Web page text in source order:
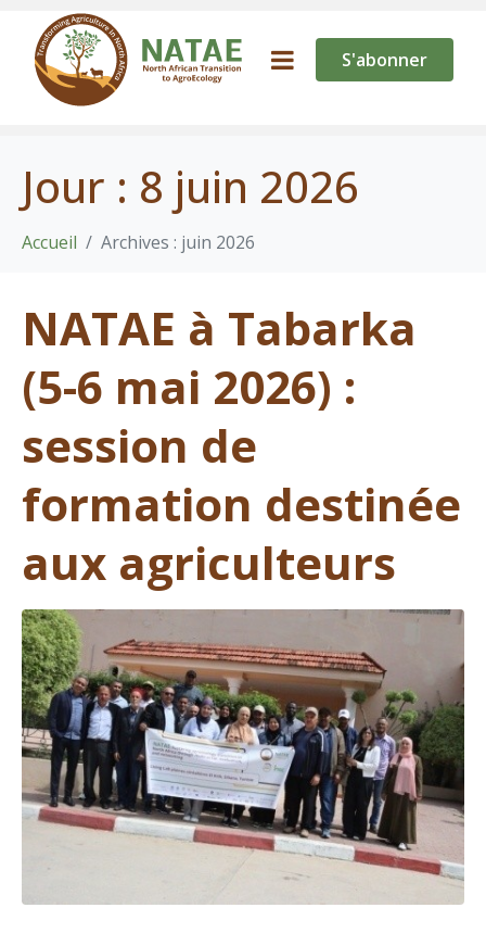
S'abonner
Jour : 8 juin 2026
Accueil Archives : juin 2026
NATAE à Tabarka
(5-6 mai 2026) :
session de
formation destinée
aux agriculteurs